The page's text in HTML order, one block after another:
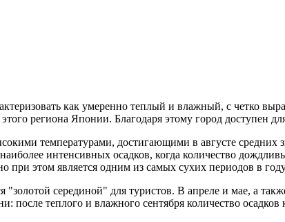
как умеренно теплый и влажный, с четко
региона Японии. Благодаря этому город доступен
температурами, достигающими в августе
интенсивных осадков, когда количество
при этом является одним из самых сухих периодов в
"золотой серединой" для туристов. В апреле и мае, а
после теплого и влажного сентября количество